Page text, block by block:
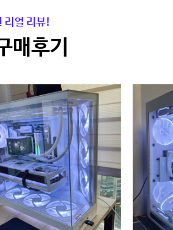
리얼 리뷰!
매후기